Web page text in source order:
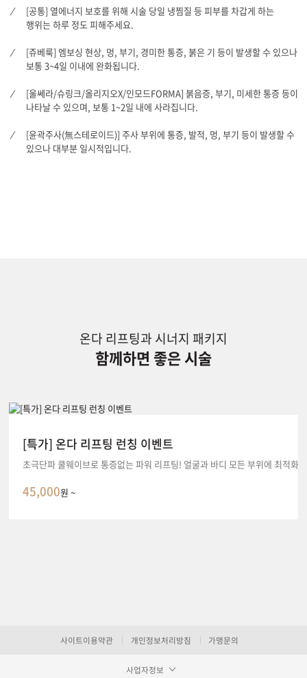
[공통] 열에너지 보호를 위해 시술 당일 냉찜질 등 피부를 차갑게 하는
행위는 하루 정도 피해주세요.
[쥬베룩] 엠보싱 현상, 멍, 부기, 경미한 통증, 붉은 기 등이 발생할 수 있으나
보통 3~4일 이내에 완화됩니다.
[울쎄라/슈링크/올리지오X/인모드FORMA] 붉음증, 부기, 미세한 통증 등이
나타날 수 있으며, 보통 1~2일 내에 사라집니다.
[윤곽주사(無스테로이드)] 주사 부위에 통증, 발적, 멍, 부기 등이 발생할 수
있으나 대부분 일시적입니다.
온다 리프팅과 시너지 패키지
함께하면 좋은 시술
[특가] 온다 리프팅 런칭 이벤트
초극단파 쿨웨이브로 통증없는 파워 리프팅! 얼굴과 바디 모든 부위에 최적화
45,000원 ~
사이트이용약관 개인정보처리방침 가맹문의
사업자정보